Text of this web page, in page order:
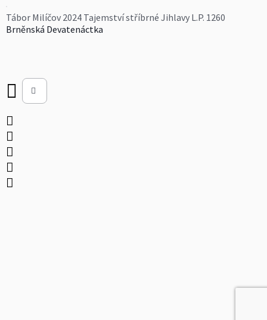
Tábor Milíčov 2024 Tajemství stříbrné Jihlavy L.P. 1260
Brněnská Devatenáctka